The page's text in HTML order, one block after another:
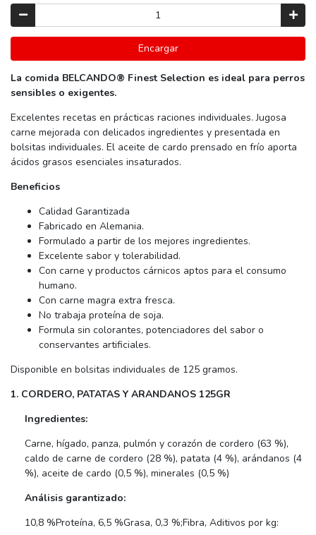
Encargar
La comida BELCANDO® Finest Selection es ideal para perros
sensibles o exigentes.
Excelentes recetas en prácticas raciones individuales. Jugosa
carne mejorada con delicados ingredientes y presentada en
bolsitas individuales. El aceite de cardo prensado en frío aporta
ácidos grasos esenciales insaturados.
Beneficios
Calidad Garantizada
Fabricado en Alemania.
Formulado a partir de los mejores ingredientes.
Excelente sabor y tolerabilidad.
Con carne y productos cárnicos aptos para el consumo
humano.
Con carne magra extra fresca.
No trabaja proteína de soja.
Formula sin colorantes, potenciadores del sabor o
conservantes artificiales.
Disponible en bolsitas individuales de 125 gramos.
1. CORDERO, PATATAS Y ARANDANOS 125GR
Ingredientes:
Carne, hígado, panza, pulmón y corazón de cordero (63 %),
caldo de carne de cordero (28 %), patata (4 %), arándanos (4
%), aceite de cardo (0,5 %), minerales (0,5 %)
Análisis garantizado:
10,8 %Proteína, 6,5 %Grasa, 0,3 %;Fibra, Aditivos por kg: